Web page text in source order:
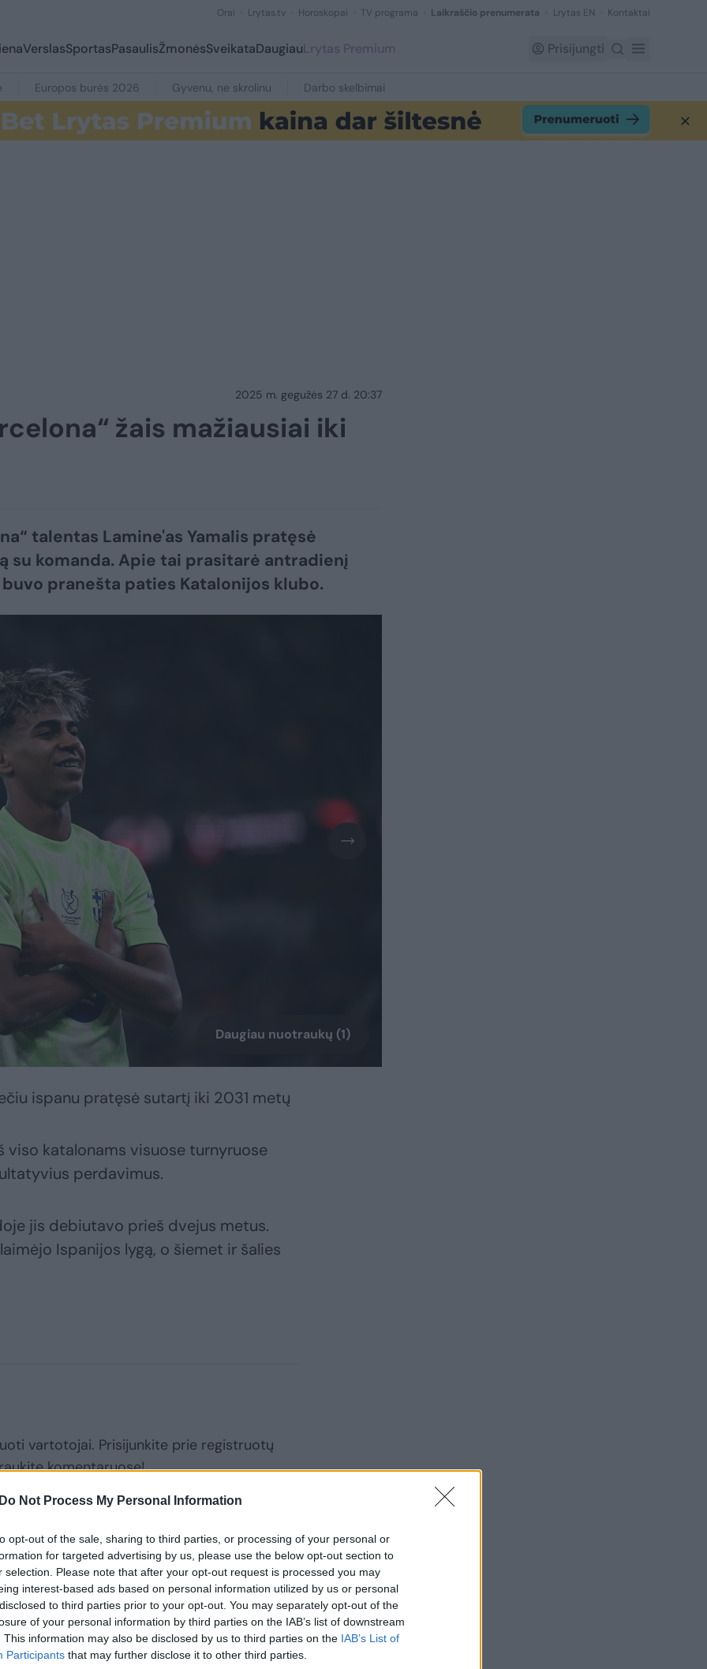
Do Not Process My Personal Information
opt-out of the sale, sharing to third parties, or processing of your personal or
for targeted advertising by us, please use the below opt-out section to
selection. Please note that after your opt-out request is processed you may
interest-based ads based on personal information utilized by us or personal
to third parties prior to your opt-out. You may separately opt-out of the
of your personal information by third parties on the IAB’s list of downstream
This information may also be disclosed by us to third parties on the IAB’s List of
Participants that may further disclose it to other third parties.
Orai Lrytas.tv Horoskopai TV programa Laikraščio prenumerata Lrytas EN Kontaktai
VerslasSportasPasaulisŽmonėsSveikataDaugiauLrytas Premium Prisijungti
Europos burės 2026 Gyvenu, ne skrolinu Darbo skelbimai
2025 m. gegužės 27 d. 20:37
žais mažiausiai iki
talentas Lamine'as Yamalis pratęsė
su komanda. Apie tai prasitarė antradienį
pranešta paties Katalonijos klubo.
Daugiau nuotraukų (1)
ispanu pratęsė sutartį iki 2031 metų
viso katalonams visuose turnyruose
perdavimus.
jis debiutavo prieš dvejus metus.
Ispanijos lygą, o šiemet ir šalies
vartotojai. Prisijunkite prie registruotų
komentaruose!